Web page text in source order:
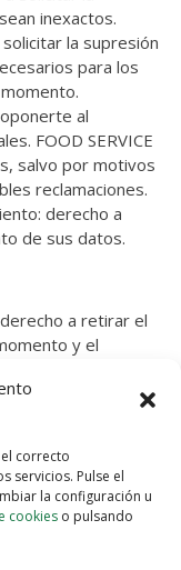
correcto
servicios. Pulse el
la configuración u
cookies o pulsando
inexactos.
la supresión
para los
al
FOOD SERVICE
salvo por motivos
reclamaciones.
derecho a
de sus datos.
a retirar el
y el